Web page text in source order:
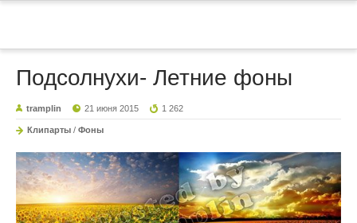
Подсолнухи- Летние фоны
tramplin 21 июня 2015 1 262
Клипарты / Фоны